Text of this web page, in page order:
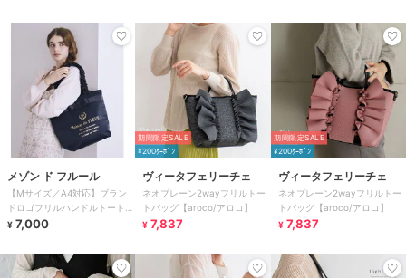
メゾン ド フルール
【Mサイズ／A4対応】ブラン
ドロゴフリルハンドルトートM
バッグ
¥ 7,000
期間限定SALE
¥200ｸｰﾎﾟﾝ
ヴィータフェリーチェ
ネオプレーン2wayフリルトー
トバッグ【aroco/アロコ】
¥ 7,837
期間限定SALE
¥200ｸｰﾎﾟﾝ
ヴィータフェリーチェ
ネオプレーン2wayフリルトー
トバッグ【aroco/アロコ】
¥ 7,837